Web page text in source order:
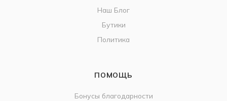
Наш Блог
Бутики
Политика
ПОМОЩЬ
Бонусы благодарности